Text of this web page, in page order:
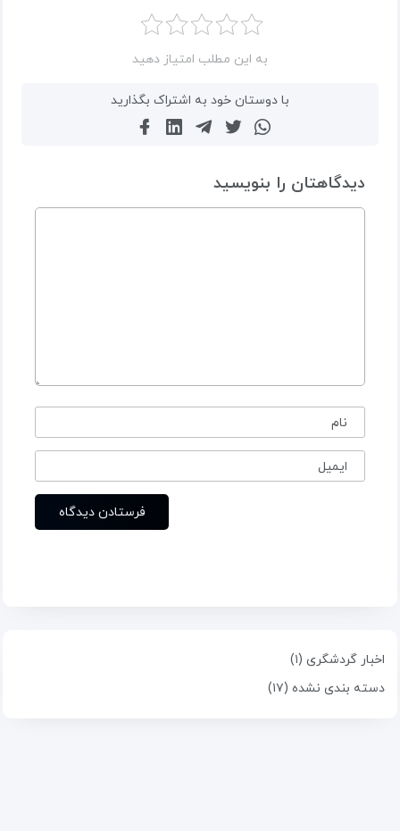
به این مطلب امتیاز دهید
با دوستان خود به اشتراک بگذارید
دیدگاهتان را بنویسید
نام
ایمیل
اخبار گردشگری (۱)
دسته بندی نشده (۱۷)